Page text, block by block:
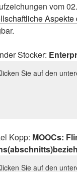
vom
Stocker:
Sie auf den
Kopp: MOOCs:
Sie auf den